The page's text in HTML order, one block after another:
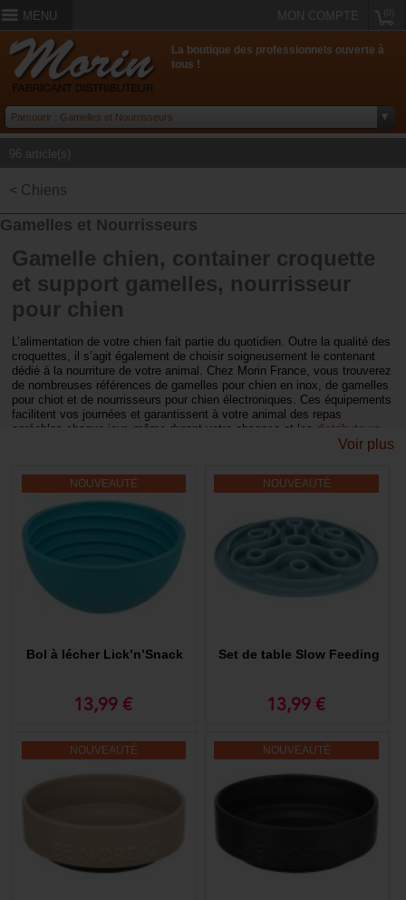
MENU MON COMPTE
La boutique des professionnels ouverte à
tous !
96 article(s)
< Chiens
Gamelles et Nourrisseurs
Gamelle chien, container croquette
et support gamelles, nourrisseur
pour chien
L’alimentation de votre chien fait partie du quotidien. Outre la qualité des
croquettes, il s’agit également de choisir soigneusement le contenant
dédié à la nourriture de votre animal. Chez Morin France, vous trouverez
de nombreuses références de gamelles pour chien en inox, de gamelles
pour chiot et de nourrisseurs pour chien électroniques. Ces équipements
facilitent vos journées et garantissent à votre animal des repas
agréables chaque jour, même durant votre absence et les distributeurs
s lui fourninront de quoi boire à tout moment.
Découvrez notre gamme de gamelles pour
chiens en inox
Morin, le spécialiste en accessoires pour chiens, vous propose un très
large choix d'écuelles et de gamelles pour chiot et chien. Nous vous
proposons aussi différents modèles de supports à gamelles, de
distributeurs d’eau et de croquettes, de nourrisseurs, mais aussi de
grands
containers de stockage pour les croquettes. Découvrez vite notre
large choix de gamelles pour chien en inox et plastique conçus pour
l'alimentation de votre animal.En plus des modèles en inox, nous
Pour répondre aux besoins les plus exigeants, Morin vous propose des
bavure et anti-régurgitation ou encore l’écuelle pour chien sécurisée par
puce électronique, qui vous permettra d’empêcher vos animaux de se
voler leur nourriture entre eux ! Ces gamelles pour chien en inox et
nourrisseurs en plastique utilisent les dernières avancées
temps. Dès maintenant, consultez notre catalogue de gamelles et
nourrisseurs pour chien et trouvez la référence dont vous avez besoin
pour votre chenil, élevage, pension ou maison. Chaque article répond à
Voir plus
NOUVEAUTÉ
Bol à lécher Lick’n’Snack
13,99 €
NOUVEAUTÉ
Set de table Slow Feeding
13,99 €
NOUVEAUTÉ NOUVEAUTÉ